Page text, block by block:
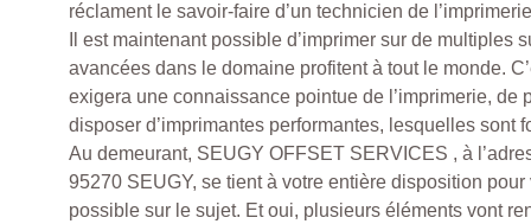
réclament le savoir-faire d’un technicien de
Il est maintenant possible d’imprimer sur de multiples
avancées dans le domaine profitent à tout le monde.
exigera une connaissance pointue de l’imprimerie, de
disposer d’imprimantes performantes, lesquelles sont
Au demeurant, SEUGY OFFSET SERVICES , à
95270 SEUGY, se tient à votre entière disposition
possible sur le sujet. Et oui, plusieurs éléments vont